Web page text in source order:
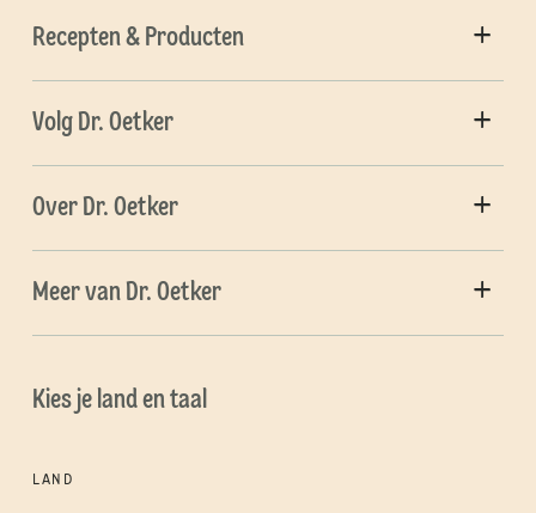
Recepten & Producten
Volg Dr. Oetker
Over Dr. Oetker
Meer van Dr. Oetker
Kies je land en taal
LAND